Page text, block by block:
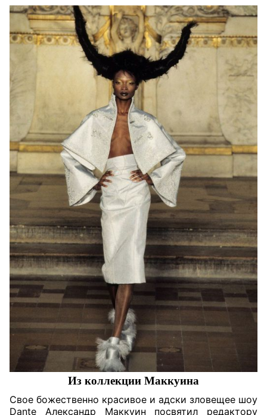
Из коллекции Маккуина
Свое божественно красивое и адски зловещее шоу
Dante Александр Маккуин посвятил редактору